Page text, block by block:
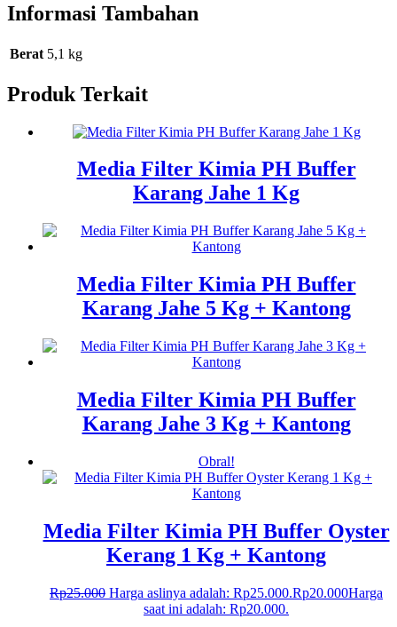
Informasi Tambahan
Berat 5,1 kg
Produk Terkait
Media Filter Kimia PH Buffer
Karang Jahe 1 Kg
Media Filter Kimia PH Buffer
Karang Jahe 5 Kg + Kantong
Media Filter Kimia PH Buffer
Karang Jahe 3 Kg + Kantong
Obral!
Media Filter Kimia PH Buffer Oyster
Kerang 1 Kg + Kantong
Rp25.000 Harga aslinya adalah: Rp25.000.Rp20.000Harga
saat ini adalah: Rp20.000.